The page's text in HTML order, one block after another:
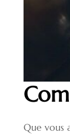
Que vous